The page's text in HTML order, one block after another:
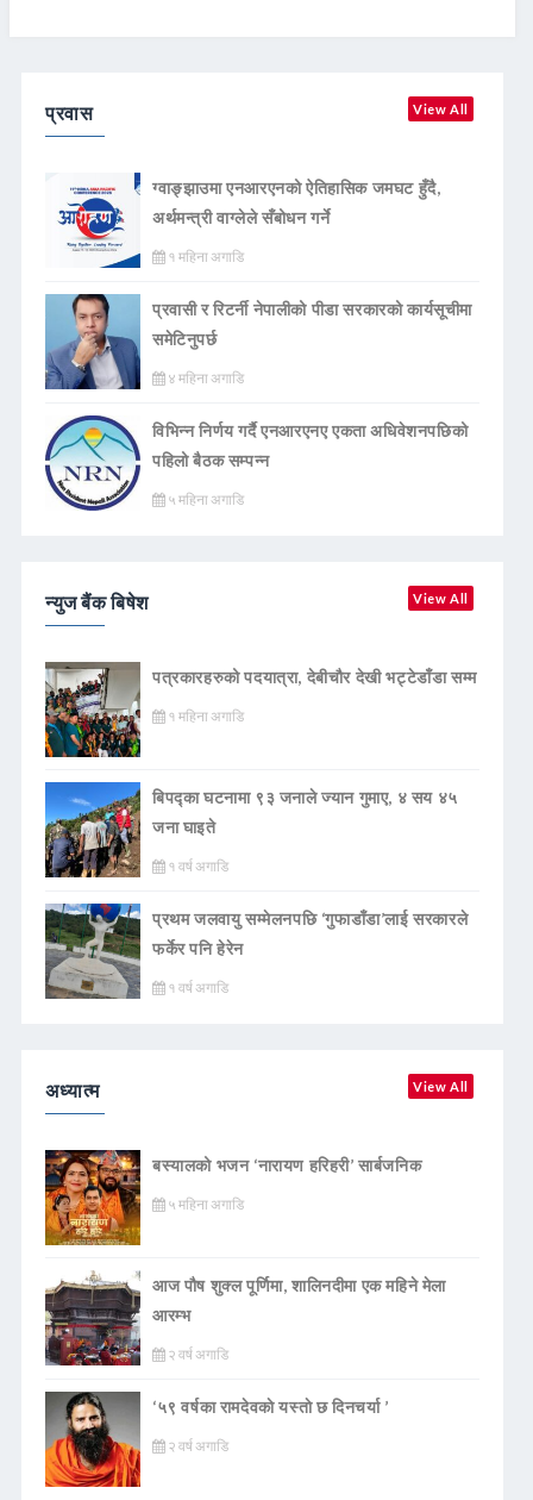
प्रवास View All
ग्वाङ्झाउमा एनआरएनको ऐतिहासिक जमघट हुँदै,
अर्थमन्त्री वाग्लेले सँबोधन गर्ने
१ महिना अगाडि
प्रवासी र रिटर्नी नेपालीको पीडा सरकारको कार्यसूचीमा
समेटिनुपर्छ
४ महिना अगाडि
विभिन्न निर्णय गर्दै एनआरएनए एकता अधिवेशनपछिको
पहिलो बैठक सम्पन्न
५ महिना अगाडि
न्युज बैंक बिषेश View All
पत्रकारहरुको पदयात्रा, देबीचौर देखी भट्टेडाँडा सम्म
१ महिना अगाडि
बिपद्का घटनामा ९३ जनाले ज्यान गुमाए, ४ सय ४५
जना घाइते
१ वर्ष अगाडि
प्रथम जलवायु सम्मेलनपछि ‘गुफाडाँडा’लाई सरकारले
फर्केर पनि हेरेन
१ वर्ष अगाडि
अध्यात्म View All
बस्यालको भजन ‘नारायण हरिहरी’ सार्बजनिक
५ महिना अगाडि
आज पौष शुक्ल पूर्णिमा, शालिनदीमा एक महिने मेला
आरम्भ
२ वर्ष अगाडि
‘५९ वर्षका रामदेवकाे यस्ताे छ दिनचर्या ’
२ वर्ष अगाडि